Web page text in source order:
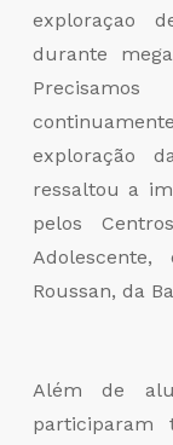
exploraçao
durante
exploração
ressaltou a
pelos
Roussan, da
Além de